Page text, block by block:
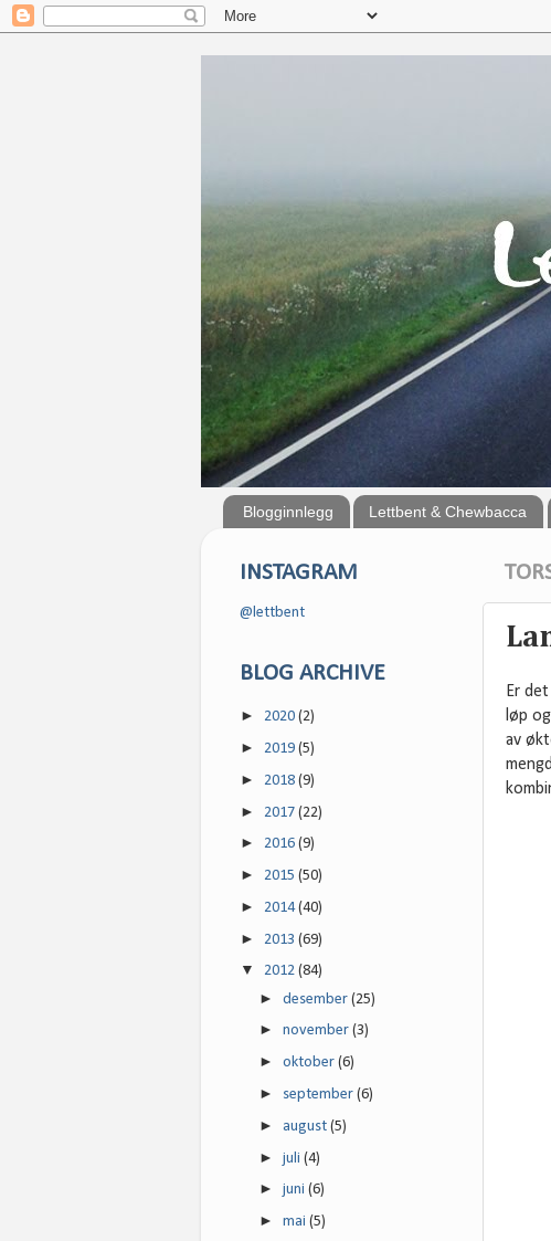
Blogginnlegg Lettbent & Chewbacca
Er
løp
av
INSTAGRAM
@lettbent
BLOG ARCHIVE
► 2020 (2)
► 2019 (5)
► 2018 (9)
► 2017 (22)
► 2016 (9)
► 2015 (50)
► 2014(40)
► 2013 (69)
▼ 2012 (84)
►desember(25)
►november(3)
►oktober(6)
► september(6)
►august(5)
►juli(4)
►juni(6)
►mai(5)